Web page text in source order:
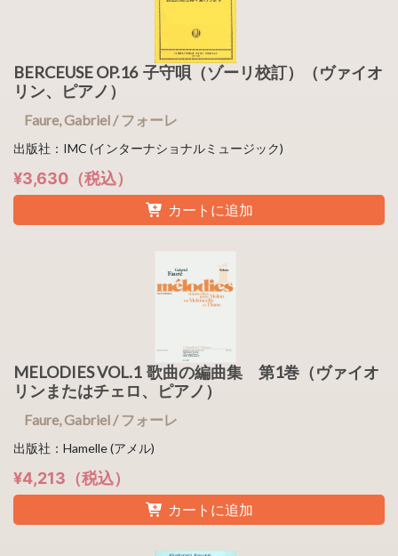
BERCEUSE OP.16 子守唄（ゾーリ校訂）（ヴァイオ
リン、ピアノ）
Faure, Gabriel / フォーレ
出版社：IMC (インターナショナルミュージック)
¥3,630（税込）
カートに追加
MELODIES VOL.1 歌曲の編曲集 第1巻（ヴァイオ
リンまたはチェロ、ピアノ）
Faure, Gabriel / フォーレ
出版社：Hamelle (アメル)
¥4,213（税込）
カートに追加